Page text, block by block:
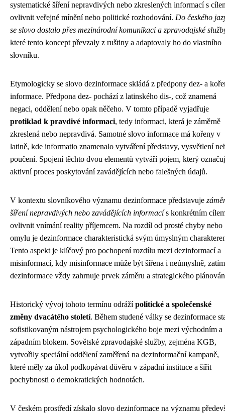
systematické šíření nepravdivých nebo zkreslených informací s
ovlivnit veřejné mínění nebo politické rozhodování. Do českého
se slovo dostalo přes mezinárodní komunikaci a zpravodajské
které tento koncept převzaly z ruštiny a adaptovaly ho do vlastního
slovníku.
Etymologicky se slovo dezinformace skládá z předpony dez- a
informace. Předpona dez- pochází z latinského dis-, což znamená
negaci, oddělení nebo opak něčeho. V tomto případě vyjadřuje
protiklad k pravdivé informaci, tedy informaci, která je záměrně
zkreslená nebo nepravdivá. Samotné slovo informace má kořeny v
latině, kde informatio znamenalo vytváření představy, vysvětlení
poučení. Spojení těchto dvou elementů vytváří pojem, který
aktivní proces poskytování zavádějících nebo falešných údajů.
V kontextu slovníkového významu dezinformace představuje
šíření nepravdivých nebo zavádějících informacís konkrétním
ovlivnit vnímání reality příjemcem. Na rozdíl od prosté chyby nebo
omylu je dezinformace charakteristická svým úmyslným
Tento aspekt je klíčový pro pochopení rozdílu mezi dezinformací a
misinformací, kdy misinformace může být šířena i neúmyslně,
dezinformace vždy zahrnuje prvek záměru a strategického
Historický vývoj tohoto termínu odrážípolitické a společenské
změny dvacátého století. Během studené války se dezinformace
sofistikovaným nástrojem psychologického boje mezi východním a
západním blokem. Sovětské zpravodajské služby, zejména KGB,
vytvořily speciální oddělení zaměřená na dezinformační kampaně,
které měly za úkol podkopávat důvěru v západní instituce a šířit
pochybnosti o demokratických hodnotách.
V českém prostředí získalo slovo dezinformace na významu